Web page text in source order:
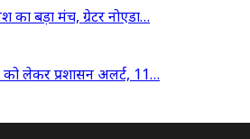
का बड़ा मंच, ग्रेटर नोएडा…
को लेकर प्रशासन अलर्ट, 11…